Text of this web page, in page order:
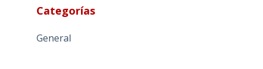
Categorías
General